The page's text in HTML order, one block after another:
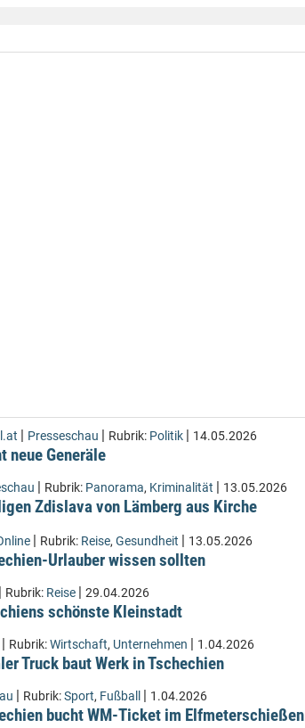
| Presseschau | Rubrik: Politik | 14.05.2026
neue Generäle
| Rubrik: Panorama, Kriminalität | 13.05.2026
Zdislava von Lämberg aus Kirche
| Rubrik: Reise, Gesundheit | 13.05.2026
Urlauber wissen sollten
| Rubrik: Reise | 29.04.2026
schönste Kleinstadt
| Rubrik:Wirtschaft, Unternehmen | 1.04.2026
Truck baut Werk in Tschechien
| Rubrik:Sport, Fußball | 1.04.2026
bucht WM-Ticket im Elfmeterschießen